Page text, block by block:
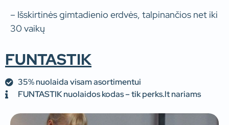
– Išskirtinės gimtadienio erdvės, talpinančios net iki
30 vaikų
FUNTASTIK
35% nuolaida visam asortimentui
FUNTASTIK nuolaidos kodas – tik perks.lt nariams